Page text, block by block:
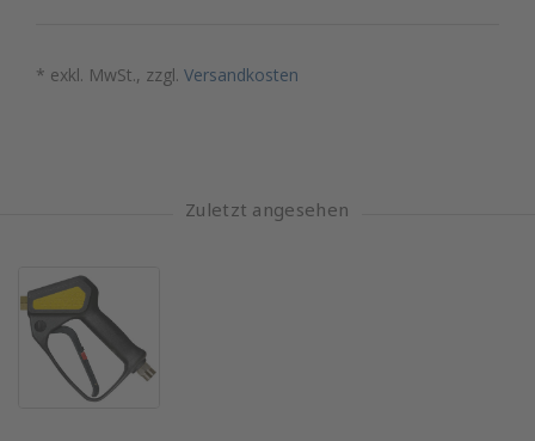
* exkl. MwSt., zzgl. Versandkosten
Zuletzt angesehen